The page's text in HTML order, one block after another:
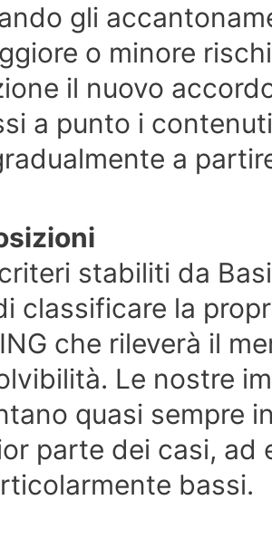
gli
o minore
il nuovo
a punto i
a
stabiliti da
classificare la
che rileverà il
Le nostre
quasi sempre
parte dei casi, ad
bassi.